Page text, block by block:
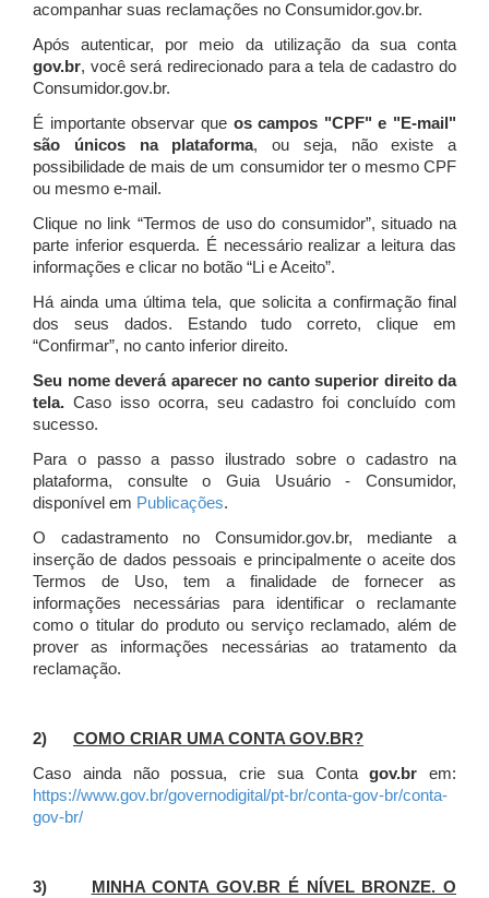
acompanhar suas reclamações no Consumidor.gov.br.
Após autenticar, por meio da utilização da sua conta
gov.br, você será redirecionado para a tela de cadastro do
Consumidor.gov.br.
É importante observar que os campos "CPF" e "E-mail"
são únicos na plataforma, ou seja, não existe a
possibilidade de mais de um consumidor ter o mesmo CPF
ou mesmo e-mail.
Clique no link “Termos de uso do consumidor”, situado na
parte inferior esquerda. É necessário realizar a leitura das
informações e clicar no botão “Li e Aceito”.
Há ainda uma última tela, que solicita a confirmação final
dos seus dados. Estando tudo correto, clique em
“Confirmar”, no canto inferior direito.
Seu nome deverá aparecer no canto superior direito da
tela. Caso isso ocorra, seu cadastro foi concluído com
sucesso.
Para o passo a passo ilustrado sobre o cadastro na
plataforma, consulte o Guia Usuário - Consumidor,
disponível em Publicações.
O cadastramento no Consumidor.gov.br, mediante a
inserção de dados pessoais e principalmente o aceite dos
Termos de Uso, tem a finalidade de fornecer as
informações necessárias para identificar o reclamante
como o titular do produto ou serviço reclamado, além de
prover as informações necessárias ao tratamento da
reclamação.
2) COMO CRIAR UMA CONTA GOV.BR?
Caso ainda não possua, crie sua Contagov.br em:
https://www.gov.br/governodigital/pt-br/conta-gov-br/conta-
gov-br/
3)
MINHA CONTA GOV.BR É NÍVEL BRONZE. O